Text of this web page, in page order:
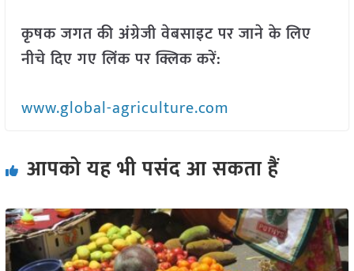
कृषक जगत की अंग्रेजी वेबसाइट पर जाने के लिए
नीचे दिए गए लिंक पर क्लिक करें:
www.global-agriculture.com
आपको यह भी पसंद आ सकता हैं